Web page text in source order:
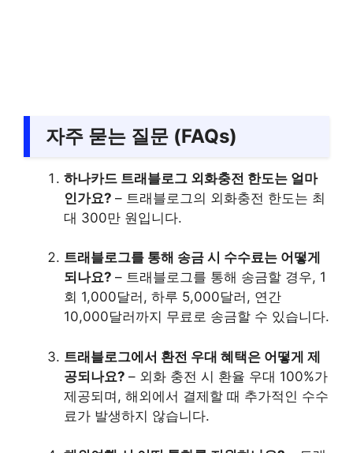
자주 묻는 질문 (FAQs)
하나카드 트래블로그 외화충전 한도는 얼마
인가요? – 트래블로그의 외화충전 한도는 최
대 300만 원입니다.
트래블로그를 통해 송금 시 수수료는 어떻게
되나요? – 트래블로그를 통해 송금할 경우, 1
회 1,000달러, 하루 5,000달러, 연간
10,000달러까지 무료로 송금할 수 있습니다.
트래블로그에서 환전 우대 혜택은 어떻게 제
공되나요? – 외화 충전 시 환율 우대 100%가
제공되며, 해외에서 결제할 때 추가적인 수수
료가 발생하지 않습니다.